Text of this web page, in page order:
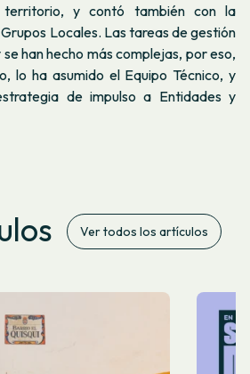
y contó también con la
Locales. Las tareas de gestión
han hecho más complejas, por eso,
lo ha asumido el Equipo Técnico, y
de impulso a Entidades y
Ver todos los artículos